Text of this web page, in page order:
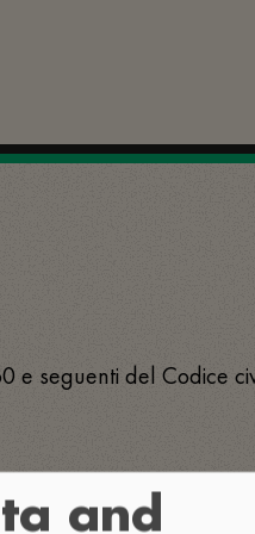
e seguenti del Codice
and